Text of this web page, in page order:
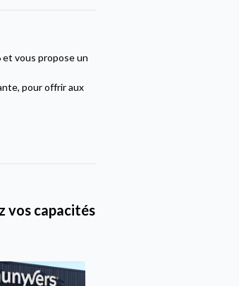
vous propose un
pour offrir aux
vos capacités